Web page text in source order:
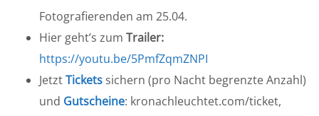
Fotografierenden am 25.04.
Hier geht’s zum Trailer:
https://youtu.be/5PmfZqmZNPI
JetztTickets sichern (pro Nacht begrenzte Anzahl)
und Gutscheine: kronachleuchtet.com/ticket,